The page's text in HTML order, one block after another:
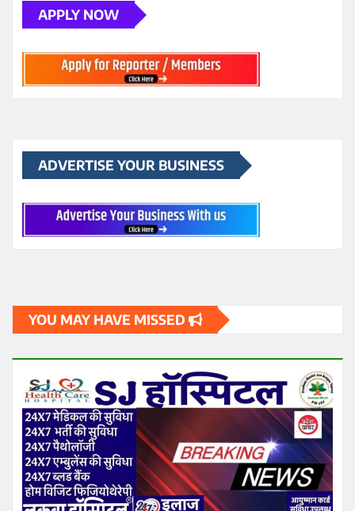
APPLY NOW
ADVERTISE YOUR BUSINESS
YOU MAY HAVE MISSED